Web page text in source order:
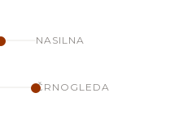
NASILNA
ČRNOGLEDA